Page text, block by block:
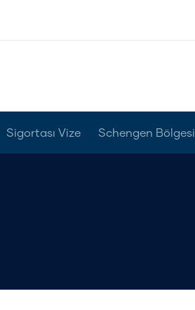
Sigortası Vize Schengen Bölgesi